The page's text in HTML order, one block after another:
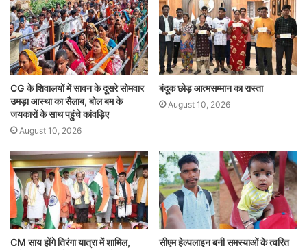
CG के शिवालयों में सावन के दूसरे सोमवार
उमड़ा आस्था का सैलाब, बोल बम के
जयकारों के साथ पहुंचे कांवड़िए
August 10, 2026
​बंदूक छोड़ आत्मसम्मान का रास्ता
August 10, 2026
CM साय होंगे तिरंगा यात्रा में शामिल,
सीएम हेल्पलाइन बनी समस्याओं के त्वरित